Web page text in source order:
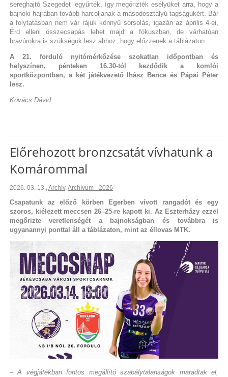
sereghajtó Szegedet legyűrték, így megőrizték esélyüket arra, hogy a
bajnoki hajrában tovább harcoljanak a másodosztályú tagságukért. Bár
a folytatásban nem vár rájuk könnyű sorsolás, igazán az április 4-ei,
Érd elleni összecsapás lehet majd a fókuszban, de várhatóan
bravúrokra is szükségük lesz ahhoz, hogy előzzenek a táblázaton.
A 21. forduló nyitómérkőzése szokatlan időpontban és
helyszínen, pénteken 16.30-tól kezdődik a komlói
sportközpontban, a két játékvezető Ihász Bence és Pápai Péter
lesz.
Kovács Dávid
Előrehozott bronzcsatát vívhatunk a
Komárommal
2026. 03. 13.,Archív,Archívum - 2026
Csapatunk az előző körben Egerben vívott rangadót és egy
szoros, kiélezett meccsen 26–25-re kapott ki. Az Eszterházy ezzel
megőrizte veretlenségét a bajnokságban és továbbra is
ugyanannyi ponttal áll a táblázaton, mint az éllovas MTK.
– A végjátékban fontos megállító szabálytalanságok maradtak el,